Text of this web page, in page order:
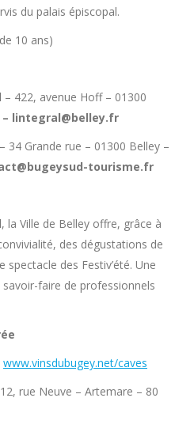
du palais épiscopal.
10 ans)
– 422, avenue Hoff – 01300
– lintegral@belley.fr
34 Grande rue – 01300 Belley –
tourisme.fr
la Ville de Belley offre, grâce à
des dégustations de
des Festiv’été. Une
faire de professionnels
www.vinsdubugey.net/caves
rue Neuve – Artemare – 80